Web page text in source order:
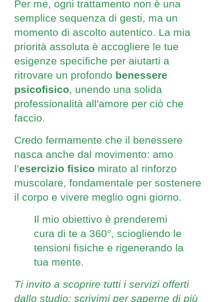
Per me, ogni trattamento non è una
semplice sequenza di gesti, ma un
momento di ascolto autentico. La mia
priorità assoluta è accogliere le tue
esigenze specifiche per aiutarti a
ritrovare un profondo benessere
psicofisico, unendo una solida
professionalità all'amore per ciò che
faccio.
Credo fermamente che il benessere
nasca anche dal movimento: amo
l’esercizio fisico mirato al rinforzo
muscolare, fondamentale per sostenere
il corpo e vivere meglio ogni giorno.
Il mio obiettivo è prenderemi
cura di te a 360°, sciogliendo le
tensioni fisiche e rigenerando la
tua mente.
Ti invito a scoprire tutti i servizi offerti
dallo studio: scrivimi per saperne di più